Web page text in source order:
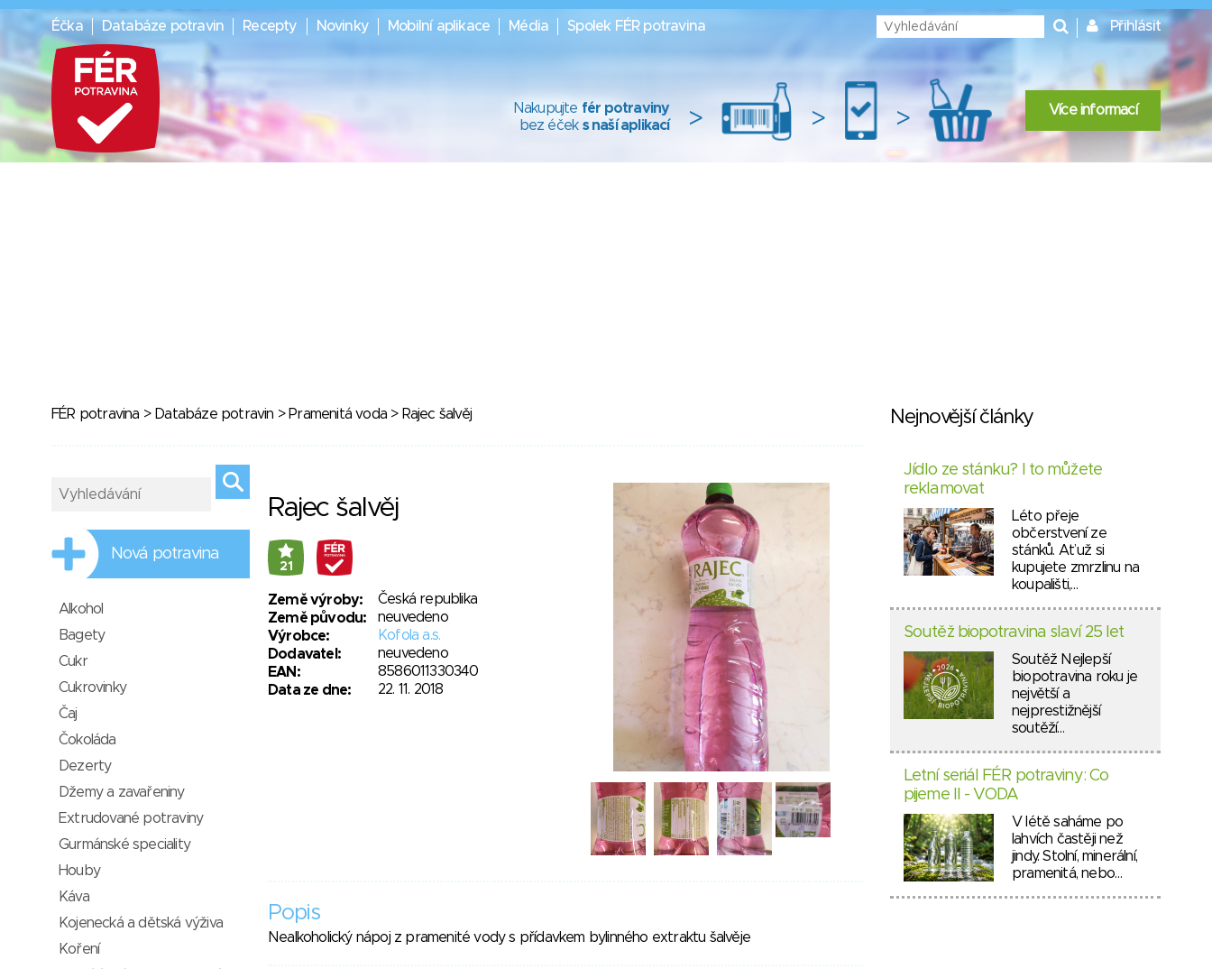
Éčka Databáze potravin Recepty Novinky Mobilní aplikace Média Spolek FÉR potravina Přihlásit
Nakupujte fér potraviny
bez éček s naší aplikací > > > Více informací
FÉR potravina > Databáze potravin > Pramenitá voda > Rajec šalvěj
Rajec šalvěj
21
Země výroby:
Česká republika
Země původu:
neuvedeno
Výrobce:
Kofola a.s.
Dodavatel:
neuvedeno
EAN:
8586011330340
Data ze dne:
22. 11. 2018
Popis
Nealkoholický nápoj z pramenité vody s přídavkem bylinného extraktu šalvěje
Nová potravina
Alkohol
Bagety
Cukr
Cukrovinky
Čaj
Čokoláda
Dezerty
Džemy a zavařeniny
Extrudované potraviny
Gurmánské speciality
Houby
Káva
Kojenecká a dětská výživa
Koření
Nejnovější články
Jídlo ze stánku? I to můžete
reklamovat
Léto přeje
občerstvení ze
stánků. Ať už si
kupujete zmrzlinu na
koupališti,…
Soutěž biopotravina slaví 25 let
Soutěž Nejlepší
biopotravina roku je
největší a
nejprestižnější
soutěží…
Letní seriál FÉR potraviny: Co
pijeme II - VODA
V létě saháme po
lahvích častěji než
jindy. Stolní, minerální,
pramenitá, nebo…